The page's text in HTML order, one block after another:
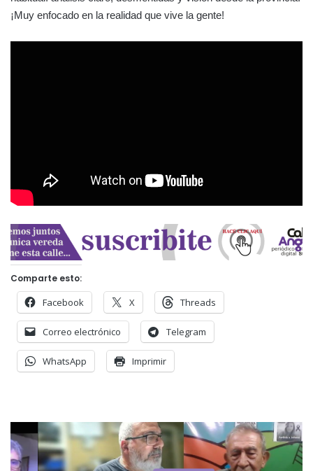
¡Muy enfocado en la realidad que vive la gente!
Comparte esto:
Facebook X Threads
Correo electrónico Telegram
WhatsApp Imprimir